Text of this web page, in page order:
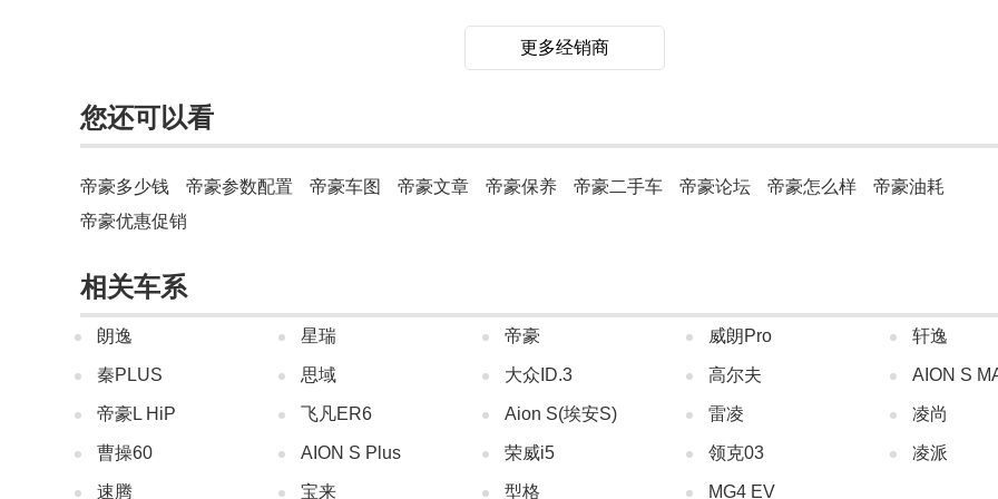
更多经销商
您还可以看
帝豪多少钱 帝豪参数配置 帝豪车图 帝豪文章 帝豪保养 帝豪二手车 帝豪论坛 帝豪怎么样
帝豪油耗
帝豪优惠促销
相关车系
朗逸 星瑞 帝豪 威朗Pro 轩逸
秦PLUS 思域 大众ID.3 高尔夫 AION S
帝豪L HiP 飞凡ER6 Aion S(埃安S) 雷凌 凌尚
曹操60 AION S Plus 荣威i5 领克03 凌派
速腾 宝来 型格 MG4 EV